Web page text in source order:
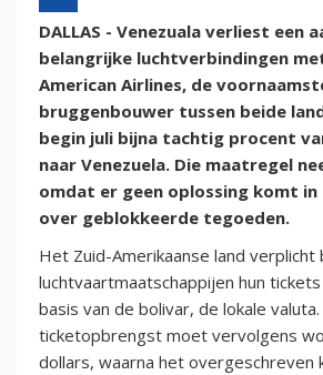
DALLAS - Venezuala verliest een
belangrijke luchtverbindingen
American Airlines, de
bruggenbouwer tussen beide
begin juli bijna tachtig procent
naar Venezuela. Die maatregel
omdat er geen oplossing komt in
over geblokkeerde tegoeden.
Het Zuid-Amerikaanse land verplicht
luchtvaartmaatschappijen hun
basis van de bolivar, de lokale valuta.
ticketopbrengst moet vervolgens
dollars, waarna het overgeschreven